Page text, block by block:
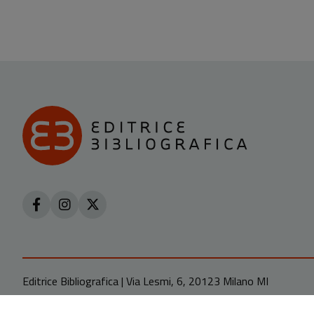
Editrice Bibliografica | Via Lesmi, 6, 20123 Milano MI